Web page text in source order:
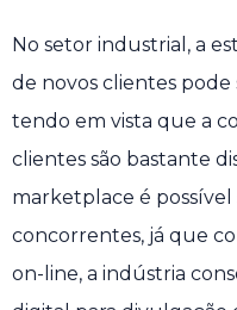
No setor industrial, a
de novos clientes pode
tendo em vista que a
clientes são bastante
marketplace é possível
concorrentes, já que
on-line, a indústria